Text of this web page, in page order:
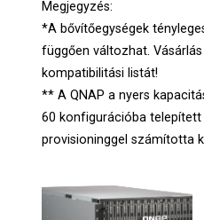
Megjegyzés:
*A bővítőegységek
függően változhat.
kompatibilitási listát!
** A QNAP a nyers
60 konfigurációba telepített
provisioninggel számította